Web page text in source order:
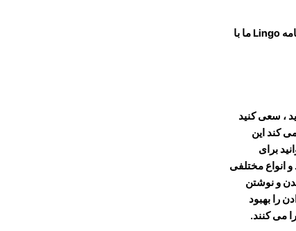
بازی آذربایجانی با دیگران می تواند مهارت های ارتباطی شما را بهبود بخشد و واژگان شما را گسترش دهد. در برنامه Lingo ما با
، سعی کنید
کند این
می توانید برای
و انواع مختلفی
و نوشتن
را بهبود
می کنند.